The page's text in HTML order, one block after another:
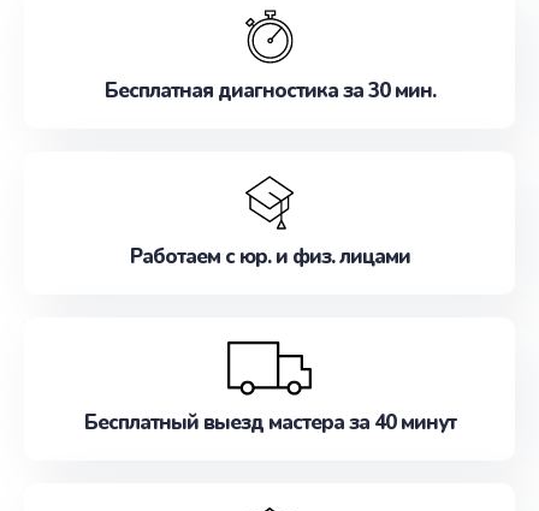
наилучшим образом. Не медлите записаться на
Бесплатная диагностика за 30 мин.
Работаем с юр. и физ. лицами
Бесплатный выезд мастера за 40 минут